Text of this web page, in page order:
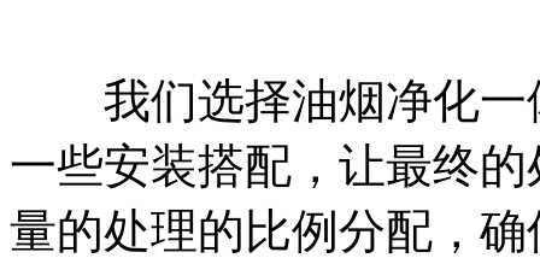
我们选择油烟净化一
一些安装搭配，让最终
量的处理的比例分配，